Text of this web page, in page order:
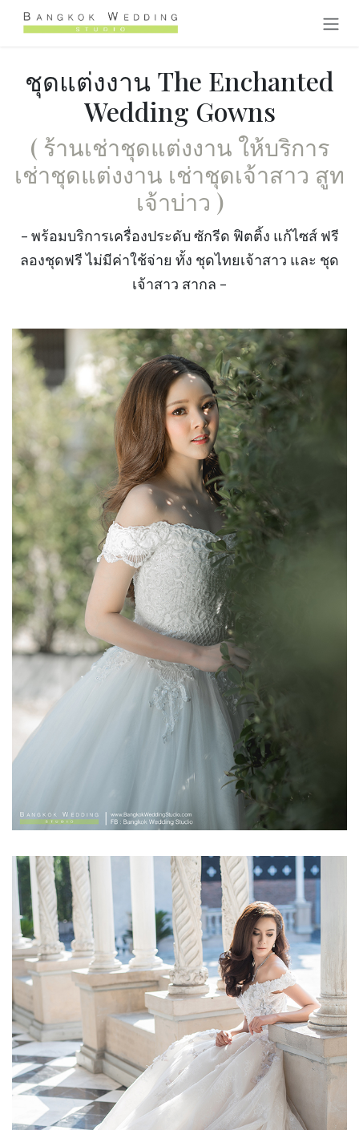
Skip to Content
ชุดแต่งงาน The Enchanted
Wedding Gowns
( ร้านเช่าชุดแต่งงาน ให้บริการ
เช่าชุดแต่งงาน เช่าชุดเจ้าสาว สูท
เจ้าบ่าว )
- พร้อมบริการเครื่องประดับ ซักรีด ฟิตติ้ง แก้ไซส์ ฟรี
ลองชุดฟรี ไม่มีค่าใช้จ่าย ทั้ง ชุดไทยเจ้าสาว และ ชุด
เจ้าสาว สากล -